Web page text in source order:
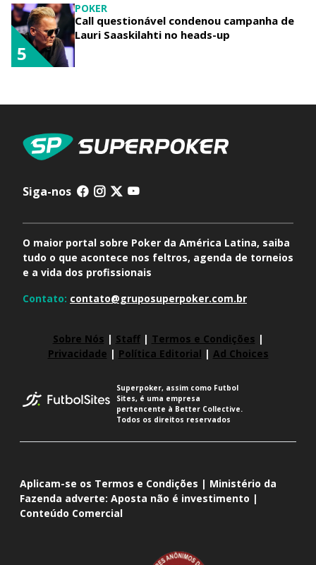
POKER
Call questionável condenou campanha de
Lauri Saaskilahti no heads-up
5
Siga-nos
O maior portal sobre Poker da América Latina, saiba
tudo o que acontece nos feltros, agenda de torneios
e a vida dos profissionais
Contato: contato@gruposuperpoker.com.br
Sobre Nós | Staff| Termos e Condições |
Privacidade | Política Editorial | Ad Choices
Superpoker, assim como Futbol
Sites, é uma empresa
pertencente à Better Collective.
Todos os direitos reservados
Aplicam-se os Termos e Condições | Ministério da
Fazenda adverte: Aposta não é investimento |
Conteúdo Comercial